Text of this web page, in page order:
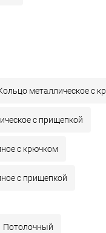
металлическое с
с прищепкой
с крючком
с прищепкой
Потолочный